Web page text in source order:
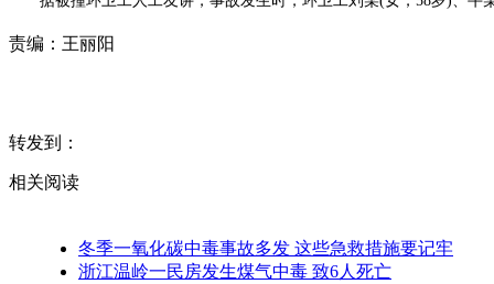
责编： 王丽阳
转发到：
相关阅读
冬季一氧化碳中毒事故多发 这些急救措施要记牢
浙江温岭一民房发生煤气中毒 致6人死亡